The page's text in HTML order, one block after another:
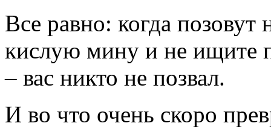
Все равно: когда позовут
кислую мину и не ищите
– вас никто не позвал.
И во что очень скоро